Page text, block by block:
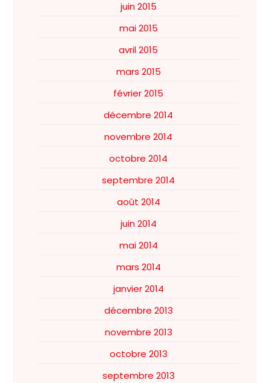
juin 2015
mai 2015
avril 2015
mars 2015
février 2015
décembre 2014
novembre 2014
octobre 2014
septembre 2014
août 2014
juin 2014
mai 2014
mars 2014
janvier 2014
décembre 2013
novembre 2013
octobre 2013
septembre 2013